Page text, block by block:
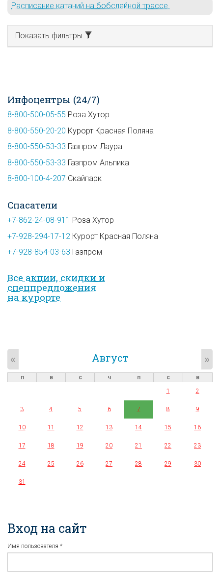
Расписание катаний на бобслейной трассе.
Показать фильтры
Инфоцентры (24/7)
8-800-500-05-55 Роза Хутор
8-800-550-20-20 Курорт Красная Поляна
8-800-550-53-33 Газпром Лаура
8-800-550-53-33 Газпром Альпика
8-800-100-4-207 Скайпарк
Спасатели
+7-862-24-08-911 Роза Хутор
+7-928-294-17-12 Курорт Красная Поляна
+7-928-854-03-63 Газпром
Все акции, скидки и
спец­предложе­ния
на курорте
Август
« »
п в с ч п с
в
1
2
3 4 5 6 7 8 9
10 11 12 13 14 15 16
17 18 19 20 21 22 23
24 25 26 27 28 29 30
31
Вход на сайт
Имя пользователя *